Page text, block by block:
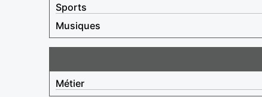
Sports
Musiques
Métier